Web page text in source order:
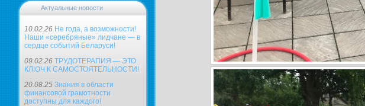
Актуальные новости
10.02.26 Не года, а возможности!
Наши «серебряные» лидчане — в
сердце событий Беларуси!
09.02.26 ТРУДОТЕРАПИЯ — ЭТО
КЛЮЧ К САМОСТОЯТЕЛЬНОСТИ!
20.08.25 Знания в области
финансовой грамотности
доступны для каждого!